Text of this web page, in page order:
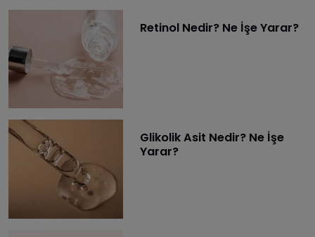
Retinol Nedir? Ne İşe Yarar?
Glikolik Asit Nedir? Ne İşe
Yarar?